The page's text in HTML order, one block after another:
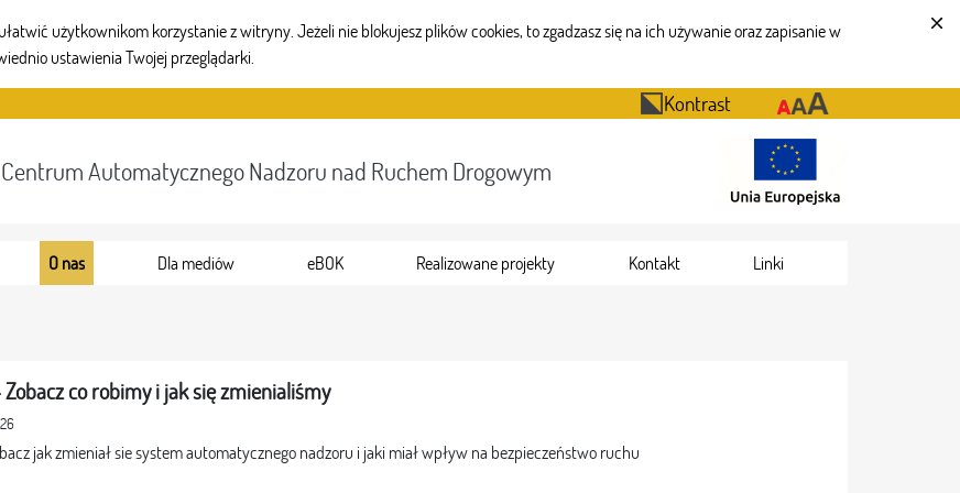
użytkownikom korzystanie z witryny. Jeżeli nie blokujesz plików cookies, to zgadzasz się na ich używanie oraz zapisanie w
ustawienia Twojej przeglądarki.
Kontrast
Centrum Automatycznego Nadzoru nad Ruchem Drogowym
O nas Dla mediów eBOK Realizowane projekty Kontakt Linki
Zobacz co robimy i jak się zmienialiśmy
jak zmieniał sie system automatycznego nadzoru i jaki miał wpływ na bezpieczeństwo ruchu